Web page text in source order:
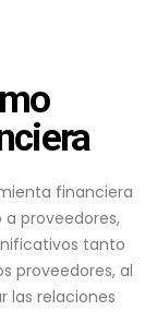
financiera
proveedores,
tanto
proveedores, al
las relaciones